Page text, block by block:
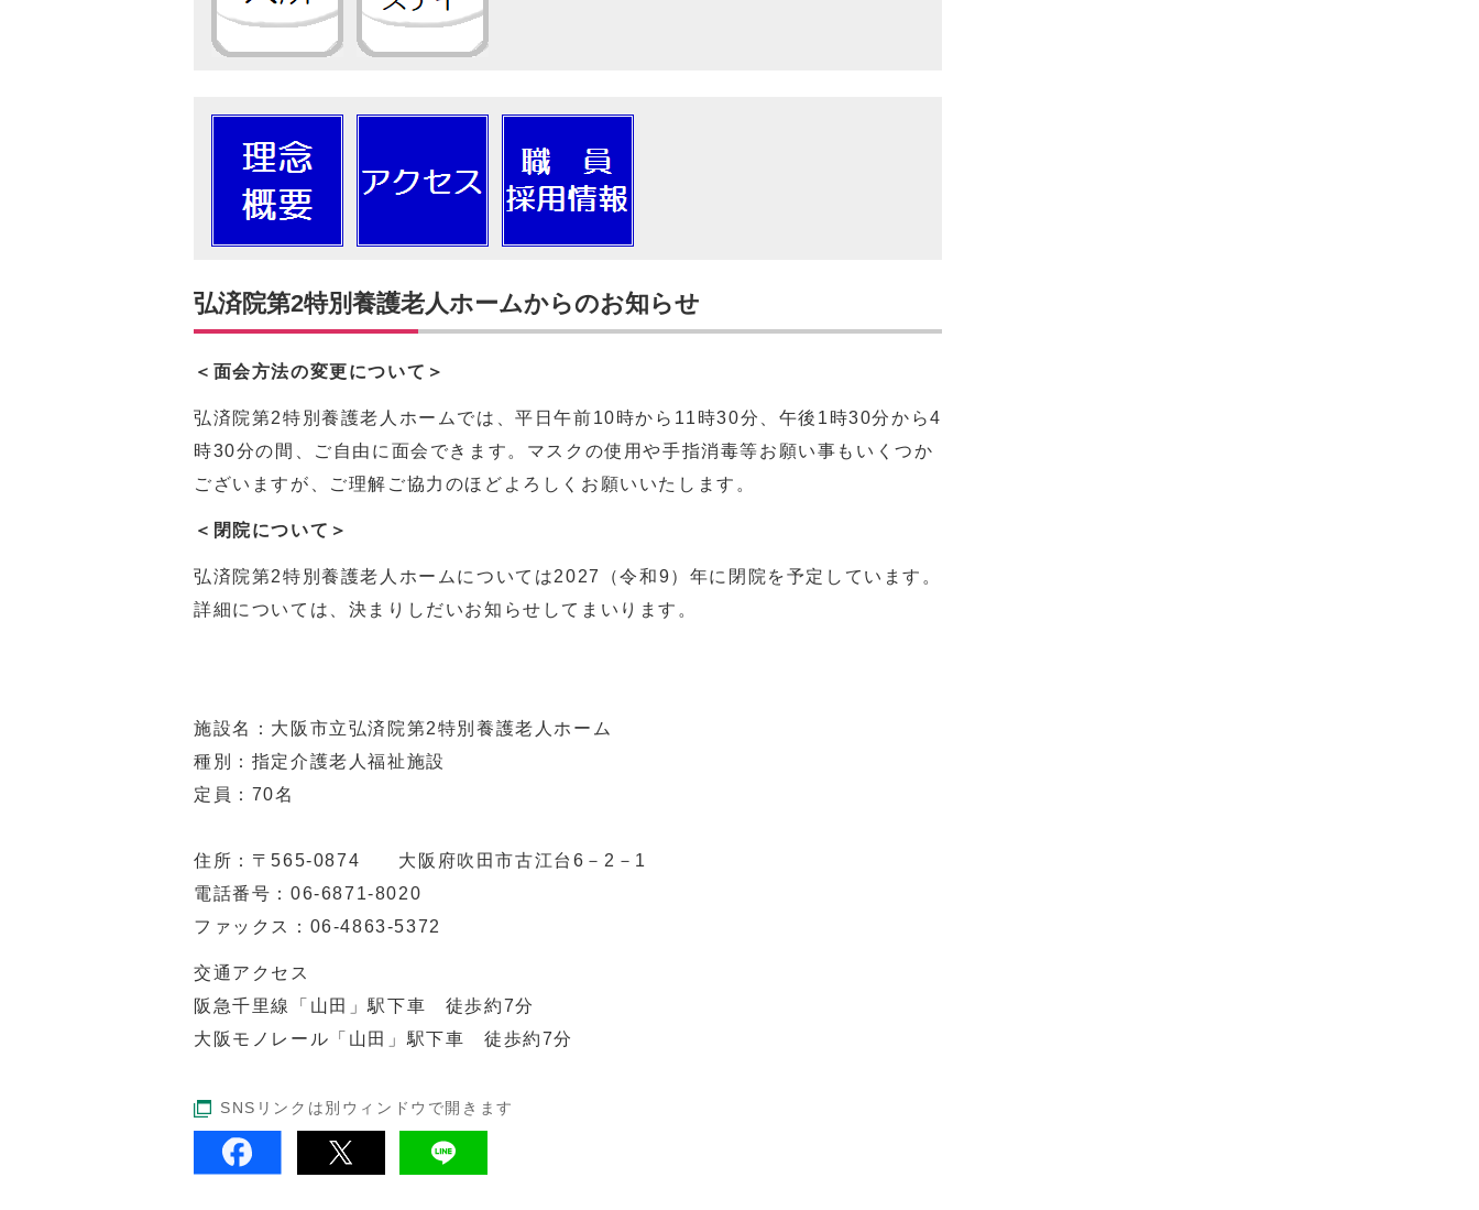
弘済院第2特別養護老人ホームからのお知らせ
＜面会方法の変更について＞
弘済院第2特別養護老人ホームでは、平日午前10時から11時30分、午後1時30分から4
時30分の間、ご自由に面会できます。マスクの使用や手指消毒等お願い事もいくつか
ございますが、ご理解ご協力のほどよろしくお願いいたします。
＜閉院について＞
弘済院第2特別養護老人ホームについては2027（令和9）年に閉院を予定しています。
詳細については、決まりしだいお知らせしてまいります。
施設名：大阪市立弘済院第2特別養護老人ホーム
種別：指定介護老人福祉施設
定員：70名
住所：〒565-0874 大阪府吹田市古江台6－2－1
電話番号：06-6871-8020
ファックス：06-4863-5372
交通アクセス
阪急千里線「山田」駅下車 徒歩約7分
大阪モノレール「山田」駅下車 徒歩約7分
SNSリンクは別ウィンドウで開きます